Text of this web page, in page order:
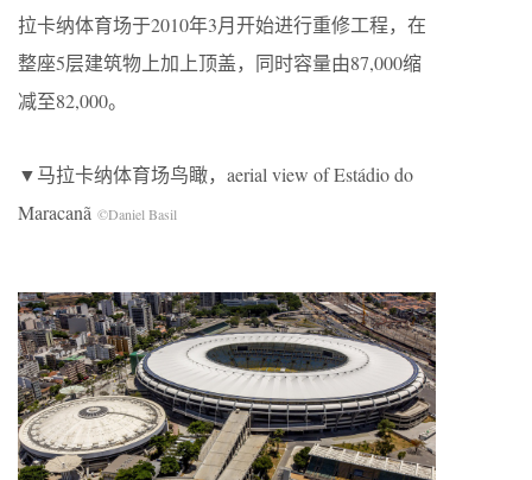
拉卡纳体育场于2010年3月开始进行重修工程，在
整座5层建筑物上加上顶盖，同时容量由87,000缩
减至82,000。
▼马拉卡纳体育场鸟瞰，aerial view of Estádio do
Maracanã ©Daniel Basil